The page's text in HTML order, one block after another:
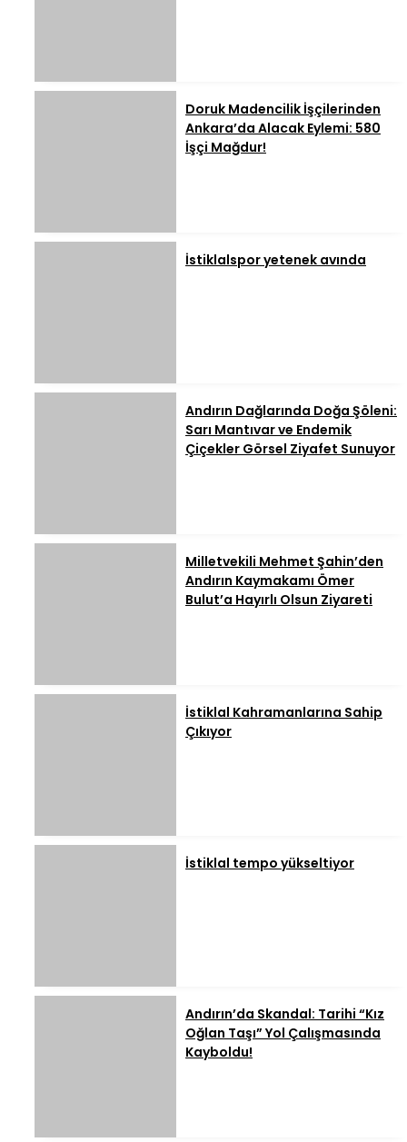
Doruk Madencilik İşçilerinden
Ankara’da Alacak Eylemi: 580
İşçi Mağdur!
İstiklalspor yetenek avında
Andırın Dağlarında Doğa Şöleni:
Sarı Mantıvar ve Endemik
Çiçekler Görsel Ziyafet Sunuyor
Milletvekili Mehmet Şahin’den
Andırın Kaymakamı Ömer
Bulut’a Hayırlı Olsun Ziyareti
İstiklal Kahramanlarına Sahip
Çıkıyor
İstiklal tempo yükseltiyor
Andırın’da Skandal: Tarihi “Kız
Oğlan Taşı” Yol Çalışmasında
Kayboldu!